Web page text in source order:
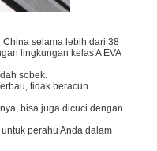
China selama lebih dari 38
lingkungan kelas A EVA
sobek.
tidak beracun.
bisa juga dicuci dengan
perahu Anda dalam